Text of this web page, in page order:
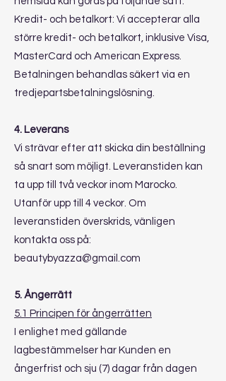
Kredit- och betalkort: Vi accepterar alla
större kredit- och betalkort, inklusive Visa,
MasterCard och American Express.
Betalningen behandlas säkert via en
tredjepartsbetalningslösning.
4. Leverans
Vi strävar efter att skicka din beställning
så snart som möjligt. Leveranstiden kan
ta upp till två veckor inom Marocko.
Utanför upp till 4 veckor. Om
leveranstiden överskrids, vänligen
kontakta oss på:
beautybyazza@gmail.com
5. Ångerrätt
5.1 Principen för ångerrätten
I enlighet med gällande
lagbestämmelser har Kunden en
ångerfrist och sju (7) dagar från dagen